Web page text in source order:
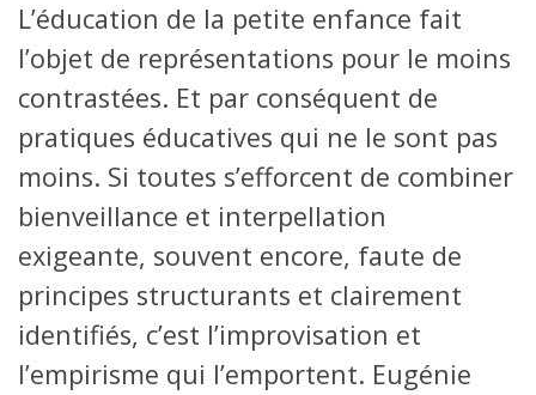
L’éducation de la petite enfance fait
l’objet de représentations pour le moins
contrastées. Et par conséquent de
pratiques éducatives qui ne le sont pas
moins. Si toutes s’efforcent de combiner
bienveillance et interpellation
exigeante, souvent encore, faute de
principes structurants et clairement
identifiés, c’est l’improvisation et
l’empirisme qui l’emportent. Eugénie